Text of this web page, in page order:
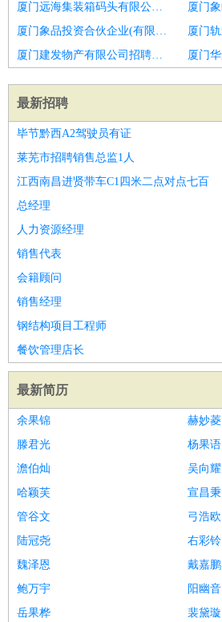
厦门远海集装箱码头有限公司招聘销售经理
厦门象品投资合伙企业(有限合伙)招聘项目销售经理
厦门建发物产有限公司招聘销售经理
最新招聘
毕节黔西A2驾驶员有证
莱芜市招聘销售总监1人
江西南昌进贤带车C1四米二点对点七百
总经理
人力资源经理
销售代表
会籍顾问
销售经理
钢结构项目工程师
餐饮管理店长
最新简历
余果锦
赫妙菱
滕君光
杨果语
澹伯灿
吴向耀
哈颖芙
宣昌秉
管谷文
弓浩欧
陆冠尧
右彩铃
魏泽恩
戴嘉鹏
鲍万宇
阳幽音
岳果桦
裴黛璇